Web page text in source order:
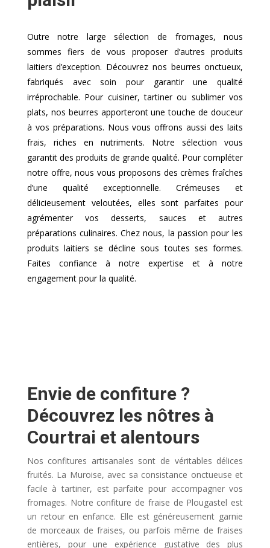
Outre notre large sélection de fromages, nous
sommes fiers de vous proposer d’autres produits
laitiers d’exception. Découvrez nos beurres onctueux,
fabriqués avec soin pour garantir une qualité
irréprochable. Pour cuisiner, tartiner ou sublimer vos
plats, nos beurres apporteront une touche de douceur
à vos préparations. Nous vous offrons aussi des laits
frais, riches en nutriments. Notre sélection vous
garantit des produits de grande qualité. Pour compléter
notre offre, nous vous proposons des crèmes fraîches
d’une qualité exceptionnelle. Crémeuses et
délicieusement veloutées, elles sont parfaites pour
agrémenter vos desserts, sauces et autres
préparations culinaires. Chez nous, la passion pour les
produits laitiers se décline sous toutes ses formes.
Faites confiance à notre expertise et à notre
engagement pour la qualité.
Envie de confiture ?
Découvrez les nôtres à
Courtrai et alentours
Nos confitures artisanales sont de véritables délices
fruités. La Muroise, avec sa consistance onctueuse et
facile à tartiner, est parfaite pour accompagner vos
fromages. Notre confiture de fraise de Plougastel est
un retour en enfance. Elle est généreusement garnie
de morceaux de fraises, ou parfois même de fraises
entières, pour une expérience gustative des plus